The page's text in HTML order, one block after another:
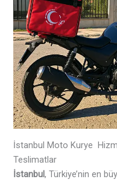
İstanbul Moto Kurye
Teslimatlar
İstanbul, Türkiye’nin en